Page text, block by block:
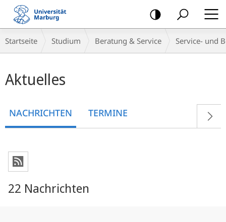
Mobile-
Navigation
Breadcrumb-
Navigation
Startseite Studium Beratung & Service Service- und
Aktuelles
NACHRICHTEN TERMINE
22 Nachrichten